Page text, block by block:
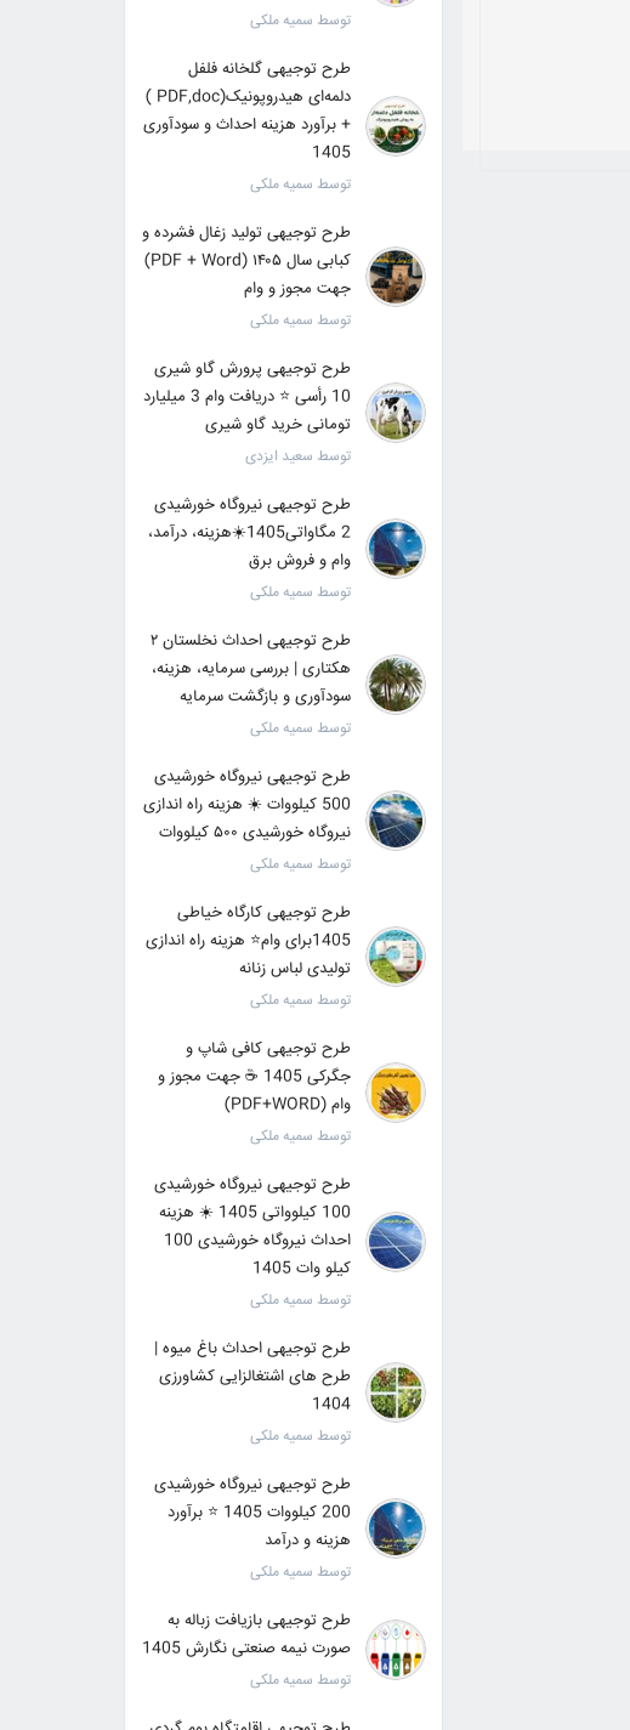
توسط سمیه ملکی
طرح توجیهی گلخانه فلفل
دلمه‌ای هیدروپونیک(PDF,doc )
+ برآورد هزینه احداث و سودآوری
1405
توسط سمیه ملکی
طرح توجیهی تولید زغال فشرده و
کبابی سال ۱۴۰۵ (PDF + Word)
جهت مجوز و وام
توسط سمیه ملکی
طرح توجیهی پرورش گاو شیری
10 رأسی ⭐ دریافت وام 3 میلیارد
تومانی خرید گاو شیری
توسط سعید ایزدی
طرح توجیهی نیروگاه خورشیدی
2 مگاواتی1405☀️هزینه، درآمد،
وام و فروش برق
توسط سمیه ملکی
طرح توجیهی احداث نخلستان ۲
هکتاری | بررسی سرمایه، هزینه،
سودآوری و بازگشت سرمایه
توسط سمیه ملکی
طرح توجیهی نیروگاه خورشیدی
500 کیلووات ☀️ هزینه راه اندازی
نیروگاه خورشیدی ۵۰۰ کیلووات
توسط سمیه ملکی
طرح توجیهی کارگاه خیاطی
1405برای وام⭐ هزینه راه اندازی
تولیدی لباس زنانه
توسط سمیه ملکی
طرح توجیهی کافی شاپ و
جگرکی 1405 ☕ جهت مجوز و
وام (PDF+WORD)
توسط سمیه ملکی
طرح توجیهی نیروگاه خورشیدی
100 کیلوواتی 1405 ☀️ هزینه
احداث نیروگاه خورشیدی 100
کیلو وات 1405
توسط سمیه ملکی
طرح توجیهی احداث باغ میوه |
طرح های اشتغالزایی کشاورزی
1404
توسط سمیه ملکی
طرح توجیهی نیروگاه خورشیدی
200 کیلووات 1405 ⭐️ برآورد
هزینه و درآمد
توسط سمیه ملکی
طرح توجیهی بازیافت زباله به
صورت نیمه صنعتی نگارش 1405
توسط سمیه ملکی